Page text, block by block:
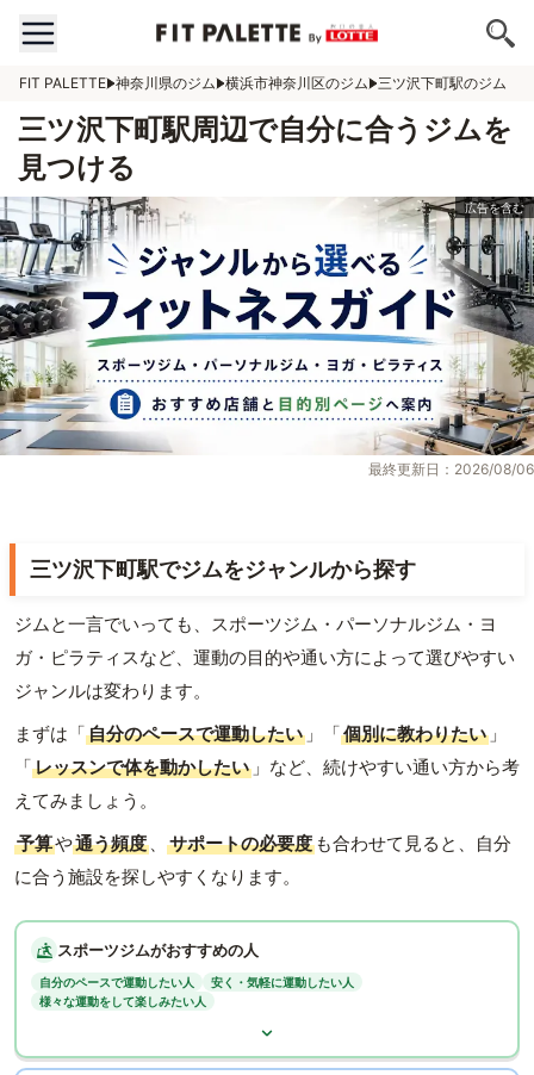
FIT PALETTE 神奈川県のジム 横浜市神奈川区のジム 三ツ沢下町駅のジム
三ツ沢下町駅周辺で自分に合うジムを
見つける
最終更新日：2026/08/06
三ツ沢下町駅でジムをジャンルから探す
ジムと一言でいっても、スポーツジム・パーソナルジム・ヨ
ガ・ピラティスなど、運動の目的や通い方によって選びやすい
ジャンルは変わります。
まずは「自分のペースで運動したい 」「個別に教わりたい 」
「レッスンで体を動かしたい 」など、続けやすい通い方から考
えてみましょう。
予算や通う頻度 、 サポートの必要度 も合わせて見ると、自分
に合う施設を探しやすくなります。
スポーツジムがおすすめの人
自分のペースで運動したい人
安く・気軽に運動したい人
様々な運動をして楽しみたい人